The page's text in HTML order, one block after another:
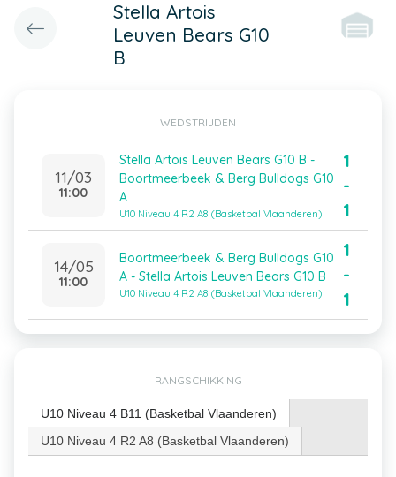
Stella Artois
Leuven Bears G10
B
WEDSTRIJDEN
11/03
11:00
Stella Artois Leuven Bears G10 B -
Boortmeerbeek & Berg Bulldogs G10
A
U10 Niveau 4 R2 A8 (Basketbal Vlaanderen)
1
-
1
14/05
11:00
Boortmeerbeek & Berg Bulldogs G10
A - Stella Artois Leuven Bears G10 B
U10 Niveau 4 R2 A8 (Basketbal Vlaanderen)
1
-
1
RANGSCHIKKING
U10 Niveau 4 B11 (Basketbal Vlaanderen)
U10 Niveau 4 R2 A8 (Basketbal Vlaanderen)